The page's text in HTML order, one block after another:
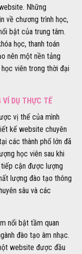
Những
về chương trình học,
bật của trung tâm.
học, thanh toán
nên một nền tảng
viên trong thời đại
VÍ DỤ THỰC TẾ
vị thế của mình
kế website chuyên
các thành phố lớn đã
học viên sau khi
tiếp cận được lượng
lượng đào tạo thông
sâu và các
nổi bật tầm quan
đào tạo âm nhạc.
website được đầu